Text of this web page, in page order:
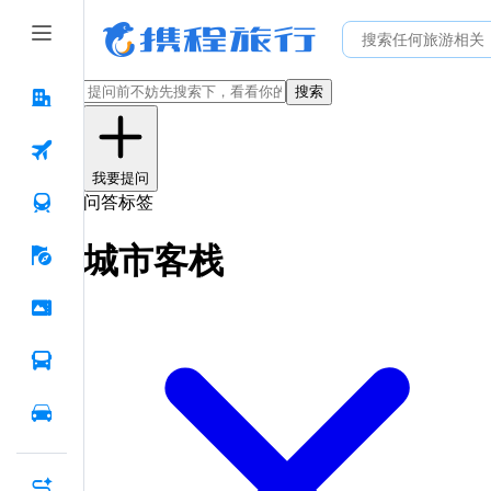
搜索
我要提问
问答标签
城市客栈